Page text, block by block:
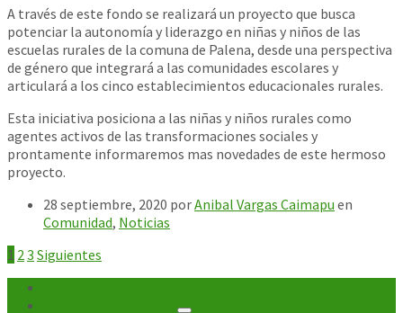
A través de este fondo se realizará un proyecto que busca
potenciar la autonomía y liderazgo en niñas y niños de las
escuelas rurales de la comuna de Palena, desde una perspectiva
de género que integrará a las comunidades escolares y
articulará a los cinco establecimientos educacionales rurales.
Esta iniciativa posiciona a las niñas y niños rurales como
agentes activos de las transformaciones sociales y
prontamente informaremos mas novedades de este hermoso
proyecto.
28 septiembre, 2020 porAnibal Vargas Caimapu en
Comunidad, Noticias
Paginación
de
1 23 Siguientes